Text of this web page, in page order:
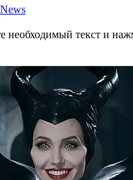
необходимый текст и